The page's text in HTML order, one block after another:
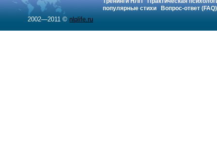
популярные стихи
Вопрос-ответ (FAQ)
2002—2011 © nlplife.ru